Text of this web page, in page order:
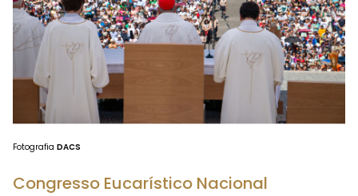
Fotografia DACS
Congresso Eucarístico Nacional